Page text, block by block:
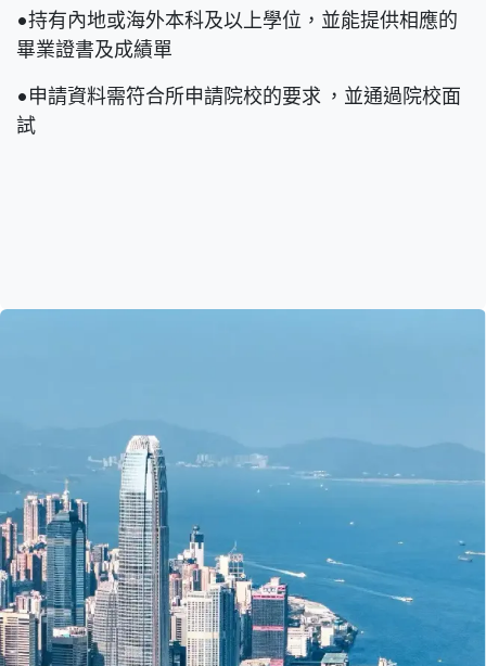
•持有內地或海外本科及以上學位，並能提供相應的
畢業證書及成績單
•申請資料需符合所申請院校的要求 ，並通過院校面
試